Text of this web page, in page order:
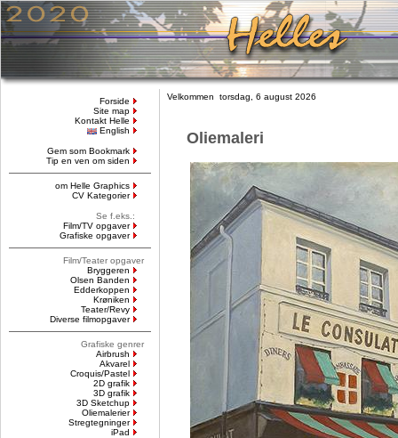
Forside
Site map
Kontakt Helle
English
Gem som Bookmark
Tip en ven om siden
om Helle Graphics
CV Kategorier
Se f.eks.:
Film/TV opgaver
Grafiske opgaver
Film/Teater opgaver
Bryggeren
Olsen Banden
Edderkoppen
Krøniken
Teater/Revy
Diverse filmopgaver
Grafiske genrer
Airbrush
Akvarel
Croquis/Pastel
2D grafik
3D grafik
3D Sketchup
Oliemalerier
Stregtegninger
iPad
Velkommen torsdag, 6 august 2026
Oliemaleri